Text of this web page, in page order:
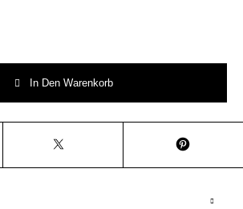
In Den Warenkorb